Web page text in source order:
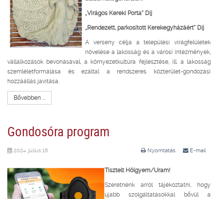
„Virágos Kereki Porta” Díj
„Rendezett, parkosított Kerekegyházáért” Díj
A verseny célja a települési virágfelületek
növelése a lakosság és a városi intézmények,
vállalkozások bevonásával, a környezetkultúra fejlesztése, ill. a lakosság
szemléletformálása és ezáltal a rendszeres közterület-gondozási
hozzáállás javítása.
Bővebben ...
Gondosóra program
Nyomtatás E-mail
2024. július 16.
Tisztelt Hölgyem/Uram!
Szeretnénk arról tájékoztatni, hogy
újabb szolgáltatásokkal bővül a